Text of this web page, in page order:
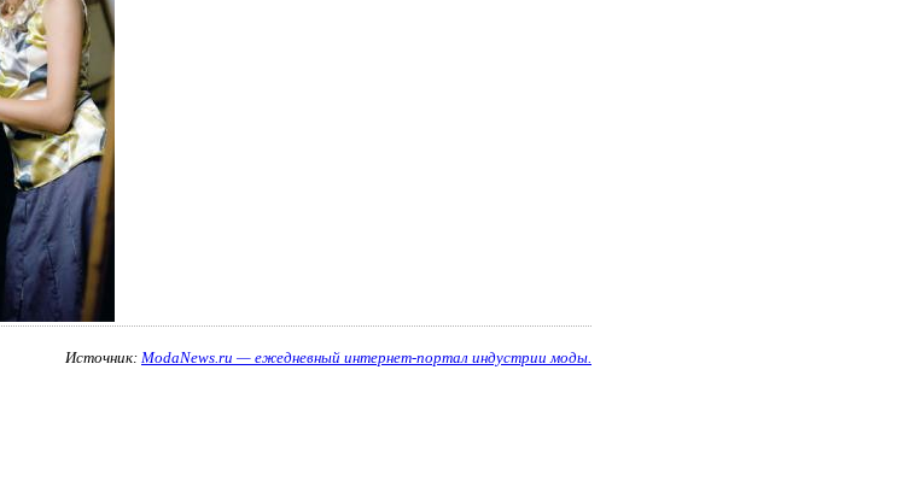
Источник: ModaNews.ru — ежедневный интернет-портал индустрии моды.